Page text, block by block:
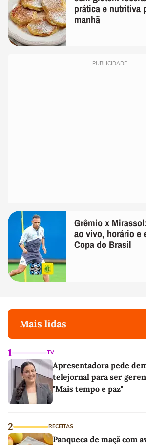
prática e nutritiva
manhã
PUBLICIDADE
Grêmio x
ao vivo, horário e
Copa do Brasil
Mais lidas
1 TV
Apresentadora pede
telejornal para ser
"Mais tempo e paz"
2 RECEITAS
Panqueca de maçã com